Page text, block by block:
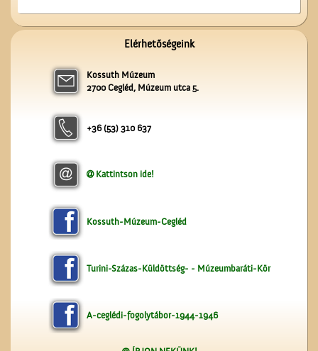
A ceglédi kórházról
A Czeglédi Hengermalom
Elérhetőségeink
Kossuth Múzeum
2700 Cegléd, Múzeum utca 5.
+36 (53) 310 637
Kattintson ide!
Kossuth-Múzeum-Cegléd
Turini-Százas-Küldöttség- - Múzeumbaráti-Kör
A-ceglédi-fogolytábor-1944-1946